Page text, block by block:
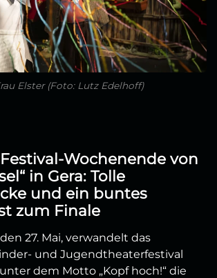
Elster (Foto: Lutz Edelhoff)
Wochenende von
in Gera: Tolle
und ein buntes
zum Finale
27. Mai, verwandelt das
und Jugendtheaterfestival
dem Motto „Kopf hoch!“ die